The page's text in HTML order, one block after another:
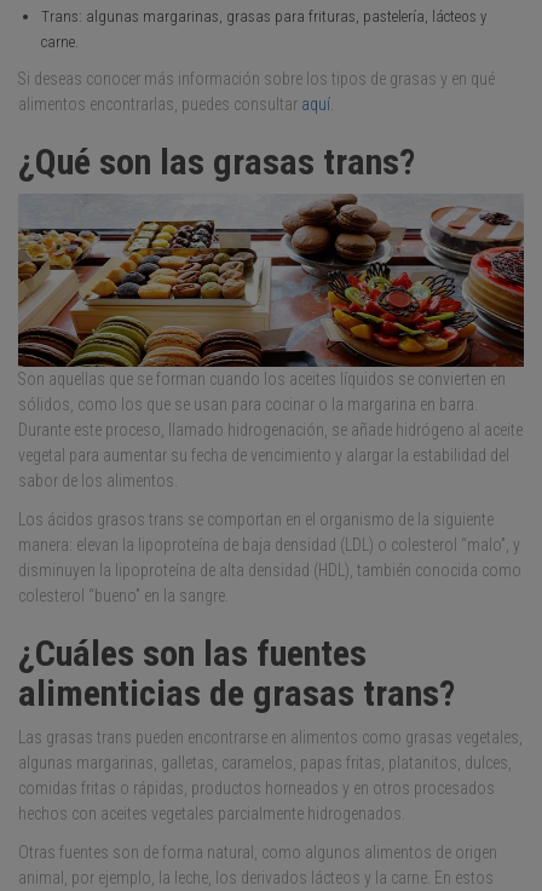
Trans: algunas margarinas, grasas para frituras, pastelería, lácteos y
carne.
Si deseas conocer más información sobre los tipos de grasas y en qué
alimentos encontrarlas, puedes consultar aquí
¿Qué son las grasas trans?
Son aquellas que se forman cuando los aceites líquidos se convierten en
sólidos, como los que se usan para cocinar o la margarina en barra.
Durante este proceso, llamado hidrogenación, se añade hidrógeno al aceite
vegetal para aumentar su fecha de vencimiento y alargar la estabilidad del
sabor de los alimentos.
Los ácidos grasos trans se comportan en el organismo de la siguiente
manera: elevan la lipoproteína de baja densidad (LDL) o colesterol “malo”, y
disminuyen la lipoproteína de alta densidad (HDL), también conocida como
colesterol “bueno” en la sangre.
¿Cuáles son las fuentes
alimenticias de grasas trans?
Las grasas trans pueden encontrarse en alimentos como grasas vegetales,
algunas margarinas, galletas, caramelos, papas fritas, platanitos, dulces,
comidas fritas o rápidas, productos horneados y en otros procesados
hechos con aceites vegetales parcialmente hidrogenados.
Otras fuentes son de forma natural, como algunos alimentos de origen
animal, por ejemplo, la leche, los derivados lácteos y la carne. En estos